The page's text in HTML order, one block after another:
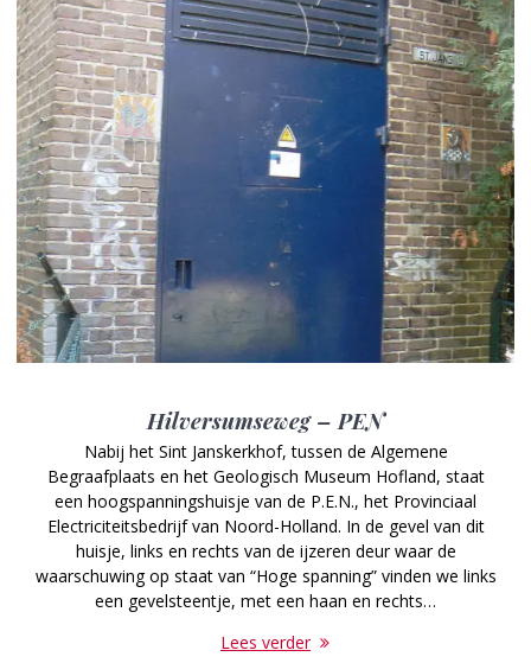
Hilversumseweg – PEN
Nabij het Sint Janskerkhof, tussen de Algemene
Begraafplaats en het Geologisch Museum Hofland, staat
een hoogspanningshuisje van de P.E.N., het Provinciaal
Electriciteitsbedrijf van Noord-Holland. In de gevel van dit
huisje, links en rechts van de ijzeren deur waar de
waarschuwing op staat van “Hoge spanning” vinden we links
een gevelsteentje, met een haan en rechts…
Lees verder